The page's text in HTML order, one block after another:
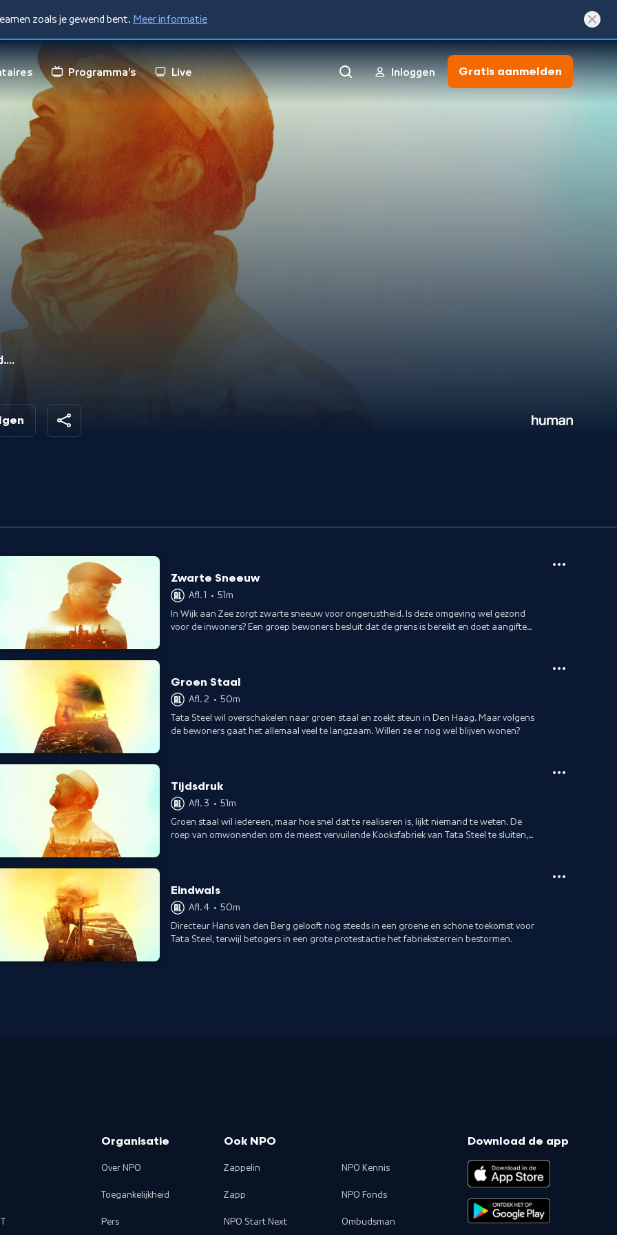
zoals je gewend bent. Meer informatie
Programma's Live Inloggen Gratis aanmelden
Zwarte Sneeuw
Afl. 1 • 51m
In Wijk aan Zee zorgt zwarte sneeuw voor ongerustheid. Is deze omgeving wel gezond
voor de inwoners? Een groep bewoners besluit dat de grens is bereikt en doet aangifte
Groen Staal
Afl. 2 • 50m
Tata Steel wil overschakelen naar groen staal en zoekt steun in Den Haag. Maar volgens
de bewoners gaat het allemaal veel te langzaam. Willen ze er nog wel blijven wonen?
Tijdsdruk
Afl. 3 • 51m
Groen staal wil iedereen, maar hoe snel dat te realiseren is, lijkt niemand te weten. De
roep van omwonenden om de meest vervuilende Kooksfabriek van Tata Steel te sluiten,
Eindwals
Afl. 4 • 50m
Directeur Hans van den Berg gelooft nog steeds in een groene en schone toekomst voor
Tata Steel, terwijl betogers in een grote protestactie het fabrieksterrein bestormen.
Organisatie
Over NPO
Toegankelijkheid
Pers
Ook NPO
Zappelin
Zapp
NPO Start Next
NPO Kennis
NPO Fonds
Ombudsman
Download de app